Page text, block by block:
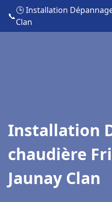
📞
🕒 Installation
Clan
Installation
chaudière
Jaunay Clan